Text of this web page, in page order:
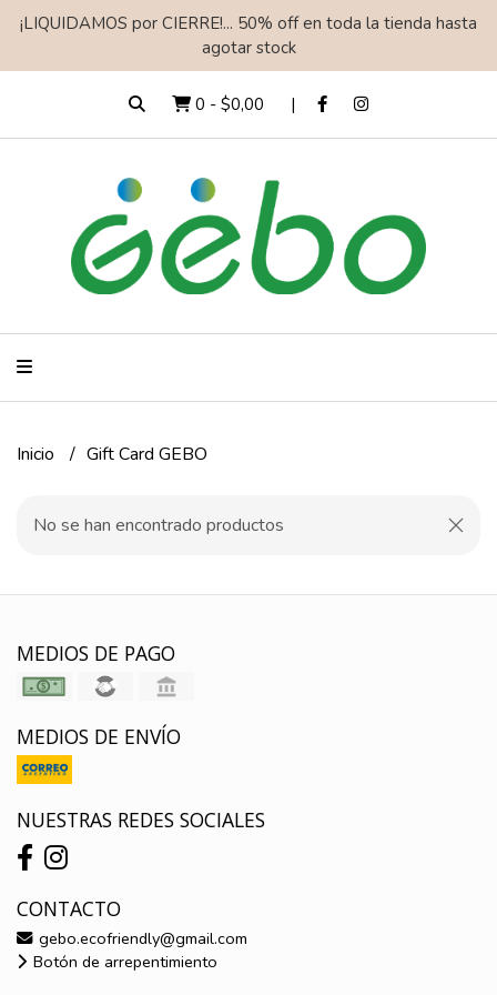
¡LIQUIDAMOS por CIERRE!... 50% off en toda la tienda hasta
agotar stock
0 - $0,00
Inicio Gift Card GEBO
No se han encontrado productos
MEDIOS DE PAGO
MEDIOS DE ENVÍO
NUESTRAS REDES SOCIALES
CONTACTO
gebo.ecofriendly@gmail.com
Botón de arrepentimiento